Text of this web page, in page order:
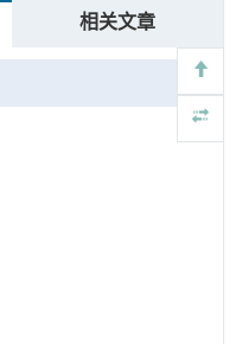
相关文章